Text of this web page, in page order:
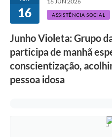
16 ASSISTÊNCIA SOCIAL
Junho Violeta: Grupo
participa de manhã
conscientização,
pessoa idosa